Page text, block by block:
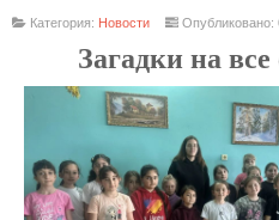
Категория: Новости Опубликовано:
Загадки на